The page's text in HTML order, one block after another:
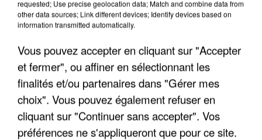
Une nouvelle canicule va faire chauffer la France
cette semaine
dès ce lundi 10 août 2026.
requested; Use precise geolocation data; Match and combine data from
other data sources; Link different devices; Identify devices based on
information transmitted automatically.
Vous pouvez accepter en cliquant sur "Accepter
et fermer", ou affiner en sélectionnant les
finalités et/ou partenaires dans "Gérer mes
choix". Vous pouvez également refuser en
cliquant sur "Continuer sans accepter". Vos
préférences ne s'appliqueront que pour ce site.